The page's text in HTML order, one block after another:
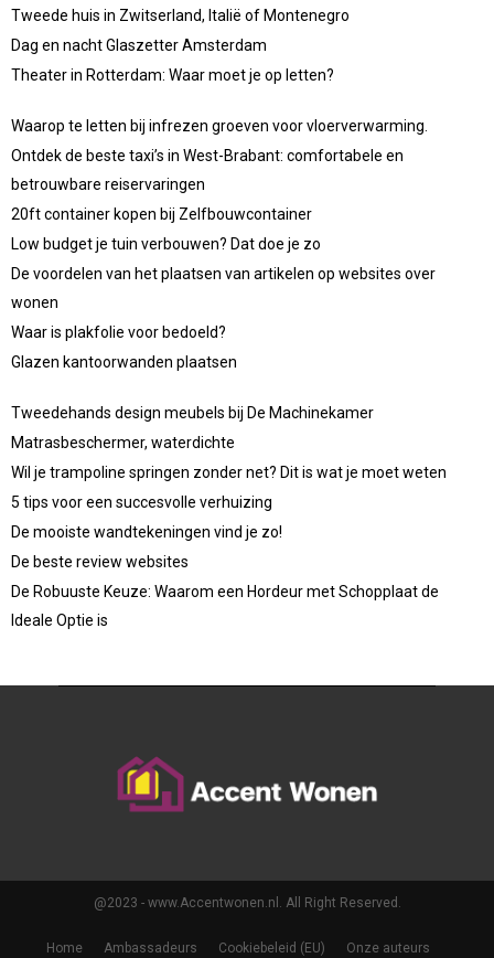
Tweede huis in Zwitserland, Italië of Montenegro
Dag en nacht Glaszetter Amsterdam
Theater in Rotterdam: Waar moet je op letten?
Waarop te letten bij infrezen groeven voor vloerverwarming.
Ontdek de beste taxi’s in West-Brabant: comfortabele en
betrouwbare reiservaringen
20ft container kopen bij Zelfbouwcontainer
Low budget je tuin verbouwen? Dat doe je zo
De voordelen van het plaatsen van artikelen op websites over
wonen
Waar is plakfolie voor bedoeld?
Glazen kantoorwanden plaatsen
Tweedehands design meubels bij De Machinekamer
Matrasbeschermer, waterdichte
Wil je trampoline springen zonder net? Dit is wat je moet weten
5 tips voor een succesvolle verhuizing
De mooiste wandtekeningen vind je zo!
De beste review websites
De Robuuste Keuze: Waarom een Hordeur met Schopplaat de
Ideale Optie is
@2023 - www.Accentwonen.nl. All Right Reserved.
Home Ambassadeurs Cookiebeleid (EU) Onze auteurs